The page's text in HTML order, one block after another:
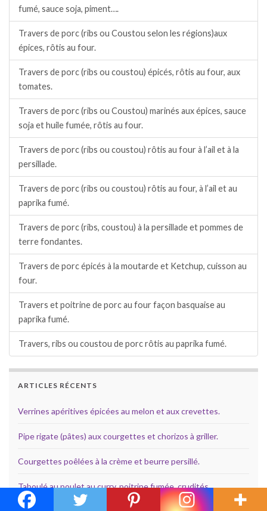
fumé, sauce soja, piment….
Travers de porc (ribs ou Coustou selon les régions)aux
épices, rôtis au four.
Travers de porc (ribs ou coustou) épicés, rôtis au four, aux
tomates.
Travers de porc (ribs ou Coustou) marinés aux épices, sauce
soja et huile fumée, rôtis au four.
Travers de porc (ribs ou coustou) rôtis au four à l’ail et à la
persillade.
Travers de porc (ribs ou coustou) rôtis au four, à l’ail et au
paprika fumé.
Travers de porc (ribs, coustou) à la persillade et pommes de
terre fondantes.
Travers de porc épicés à la moutarde et Ketchup, cuisson au
four.
Travers et poitrine de porc au four façon basquaise au
paprika fumé.
Travers, ribs ou coustou de porc rôtis au paprika fumé.
ARTICLES RÉCENTS
Verrines apéritives épicées au melon et aux crevettes.
Pipe rigate (pâtes) aux courgettes et chorizos à griller.
Courgettes poêlées à la crème et beurre persillé.
Taboulé au poulet au curry, poitrine fumée, crudités.